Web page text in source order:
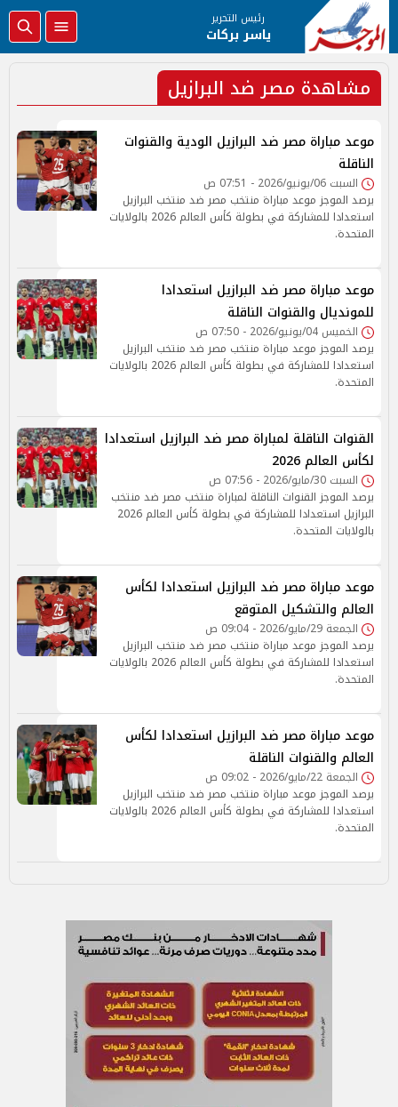
رئيس التحرير
ياسر بركات
مشاهدة مصر ضد البرازيل
موعد مباراة مصر ضد البرازيل الودية والقنوات
الناقلة
السبت 06/يونيو/2026 - 07:51 ص
يرصد الموجز موعد مباراة منتخب مصر ضد منتخب البرازيل
استعدادا للمشاركة في بطولة كأس العالم 2026 بالولايات
المتحدة.
موعد مباراة مصر ضد البرازيل استعدادا
للمونديال والقنوات الناقلة
الخميس 04/يونيو/2026 - 07:50 ص
يرصد الموجز موعد مباراة منتخب مصر ضد منتخب البرازيل
استعدادا للمشاركة في بطولة كأس العالم 2026 بالولايات
المتحدة.
القنوات الناقلة لمباراة مصر ضد البرازيل استعدادا
لكأس العالم 2026
السبت 30/مايو/2026 - 07:56 ص
يرصد الموجز القنوات الناقلة لمباراة منتخب مصر ضد منتخب
البرازيل استعدادا للمشاركة في بطولة كأس العالم 2026
بالولايات المتحدة.
موعد مباراة مصر ضد البرازيل استعدادا لكأس
العالم والتشكيل المتوقع
الجمعة 29/مايو/2026 - 09:04 ص
يرصد الموجز موعد مباراة منتخب مصر ضد منتخب البرازيل
استعدادا للمشاركة في بطولة كأس العالم 2026 بالولايات
المتحدة.
موعد مباراة مصر ضد البرازيل استعدادا لكأس
العالم والقنوات الناقلة
الجمعة 22/مايو/2026 - 09:02 ص
يرصد الموجز موعد مباراة منتخب مصر ضد منتخب البرازيل
استعدادا للمشاركة في بطولة كأس العالم 2026 بالولايات
المتحدة.